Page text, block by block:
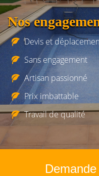
Nos
Devis et
Sans engagement
Artisan passionné
Prix imbattable
Travail de qualité